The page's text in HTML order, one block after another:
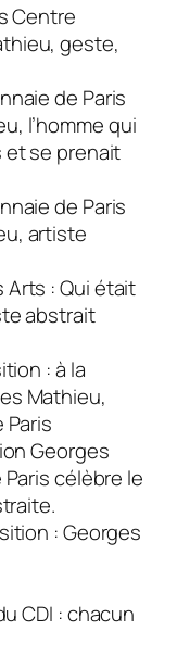
Centre
geste,
de Paris
l’homme qui
se prenait
de Paris
artiste
Arts :Qui était
abstrait
: à la
Mathieu,
Paris
Georges
célèbre le
: Georges
CDI :chacun